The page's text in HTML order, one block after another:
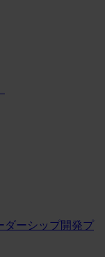
ダーシップ開発プ